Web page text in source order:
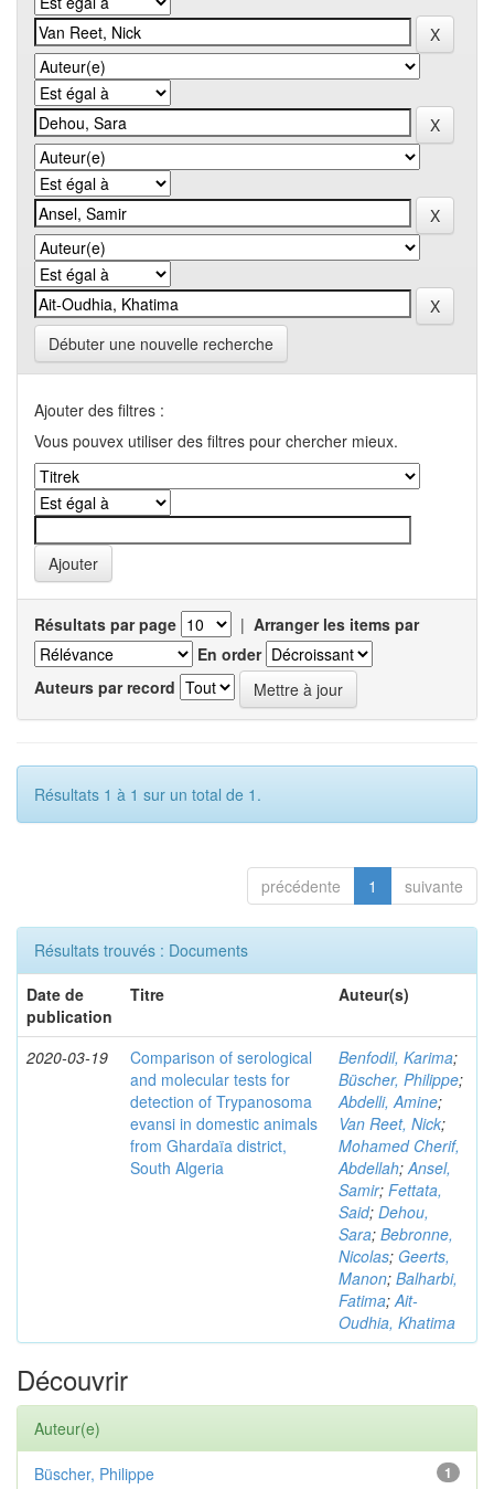
Débuter une nouvelle recherche
Ajouter des filtres :
Vous pouvex utiliser des filtres pour chercher mieux.
Résultats par page | Arranger les items par
En order
Auteurs par record
Résultats 1 à 1 sur un total de 1.
précédente 1 suivante
Résultats trouvés : Documents
Date de
publication
Titre Auteur(s)
2020-03-19
Comparison of serological
and molecular tests for
detection of Trypanosoma
evansi in domestic animals
from Ghardaïa district,
South Algeria
Benfodil, Karima;
Büscher, Philippe;
Abdelli, Amine;
Van Reet, Nick;
Mohamed Cherif,
Abdellah;Ansel,
Samir; Fettata,
Said; Dehou,
Sara; Bebronne,
Nicolas; Geerts,
Manon; Balharbi,
Fatima;Ait-
Oudhia, Khatima
Découvrir
Auteur(e)
1
Büscher, Philippe